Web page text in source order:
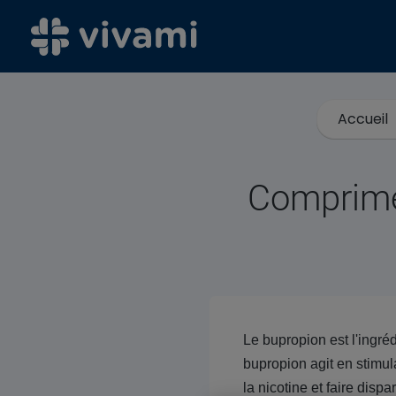
Accueil
Le bupropion est
bupropion agit en
la nicotine et faire